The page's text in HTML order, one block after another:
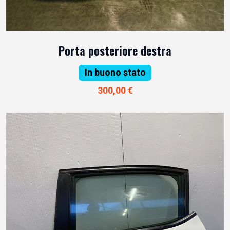
Porta posteriore destra
In buono stato
300,00 €